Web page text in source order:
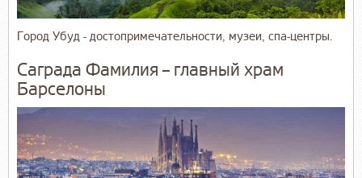
Город Убуд - достопримечательности, музеи, спа-центры.
Саграда Фамилия – главный храм
Барселоны